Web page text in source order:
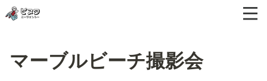
マーブルビーチ撮影会